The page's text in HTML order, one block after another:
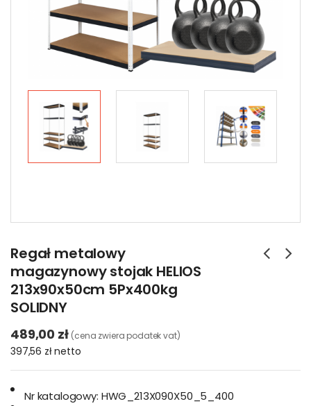
Regał metalowy
magazynowy stojak HELIOS
213x90x50cm 5Px400kg
SOLIDNY
489,00 zł (cena zwiera podatek vat)
397,56 złnetto
Nr katalogowy: HWG_213X090X50_5_400